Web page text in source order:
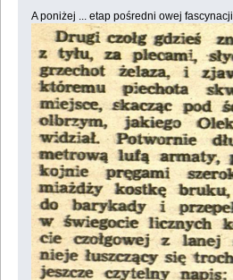
A poniżej ... etap pośredni owej fascynacji